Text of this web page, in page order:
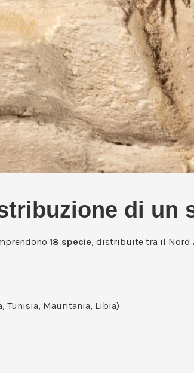
di un
18 specie, distribuite tra il Nord
Tunisia, Mauritania, Libia)